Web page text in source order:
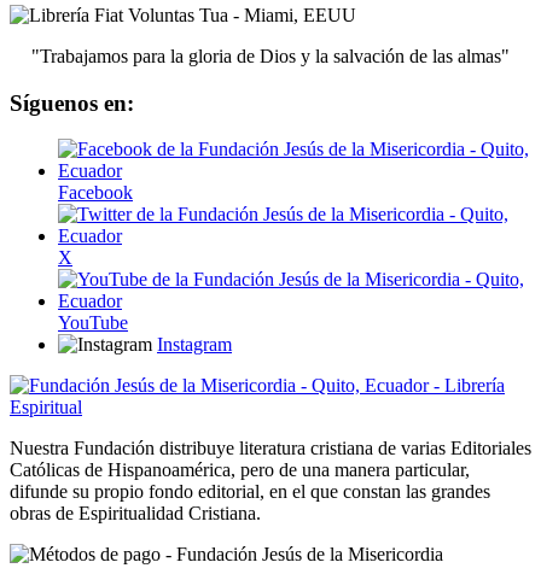
"Trabajamos para la gloria de Dios y la salvación de las almas"
Síguenos en:
Facebook
X
YouTube
Instagram
Nuestra Fundación distribuye literatura cristiana de varias Editoriales
Católicas de Hispanoamérica, pero de una manera particular,
difunde su propio fondo editorial, en el que constan las grandes
obras de Espiritualidad Cristiana.